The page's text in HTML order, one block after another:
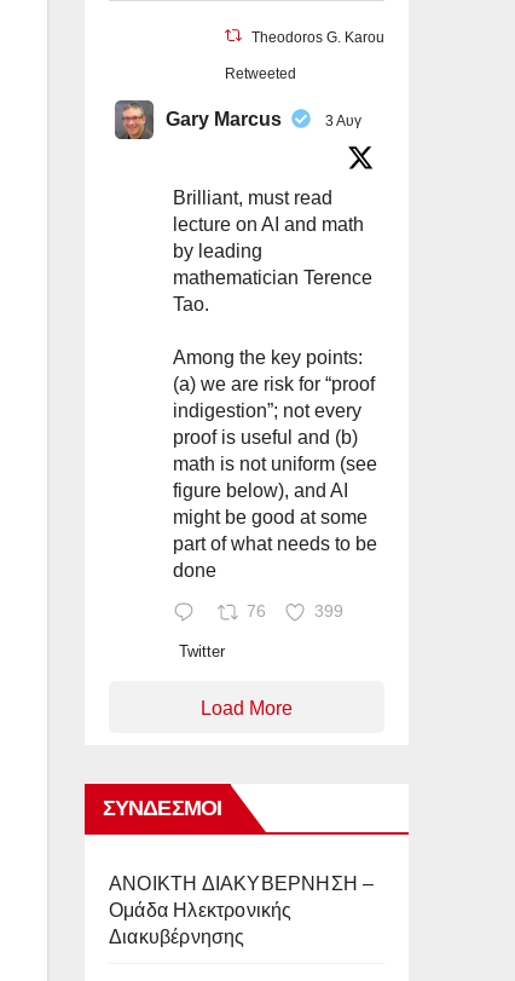
Theodoros G. Karounos
Retweeted
Gary Marcus 3 Αυγ
Brilliant, must read
lecture on AI and math
by leading
mathematician Terence
Tao.
Among the key points:
(a) we are risk for “proof
indigestion”; not every
proof is useful and (b)
math is not uniform (see
figure below), and AI
might be good at some
part of what needs to be
done
76 399
Twitter
Load More
ΣΎΝΔΕΣΜΟΙ
AΝΟΙΚΤΗ ΔΙΑΚΥΒΕΡΝΗΣΗ –
Ομάδα Ηλεκτρονικής
Διακυβέρνησης